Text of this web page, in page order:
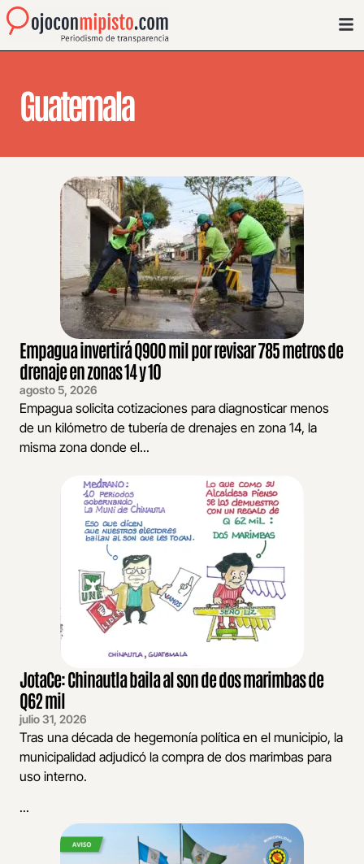
Guatemala
Empagua invertirá Q900 mil por revisar 785 metros de
drenaje en zonas 14 y 10
agosto 5, 2026
Empagua solicita cotizaciones para diagnosticar menos
de un kilómetro de tubería de drenajes en zona 14, la
misma zona donde el...
JotaCe: Chinautla baila al son de dos marimbas de
Q62 mil
julio 31, 2026
Tras una década de hegemonía política en el municipio, la
municipalidad adjudicó la compra de dos marimbas para
uso interno.
...